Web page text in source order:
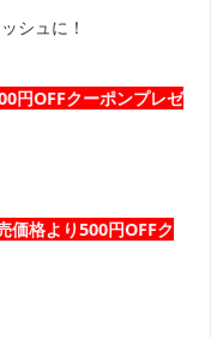
シュに！
円OFFクーポンプレゼ
格より500円OFFク